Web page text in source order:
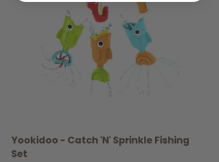
Yookidoo - Catch 'N' Sprinkle Fishing
Set